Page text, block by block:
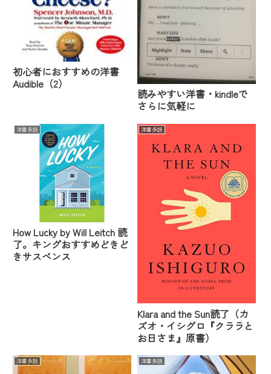
初心者におすすめの洋書
Audible（2）
読みやすい洋書・kindleで
さらに気軽に
洋書多読
How Lucky by Will Leitch 読
了。キングおすすめどきど
きサスペンス
洋書多読
Klara and the Sun読了（カ
ズオ・イシグロ『クララと
お日さま』原書）
洋書多読 洋書多読